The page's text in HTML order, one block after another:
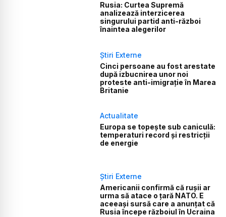
Rusia: Curtea Supremă
analizează interzicerea
singurului partid anti-război
înaintea alegerilor
Știri Externe
Cinci persoane au fost arestate
după izbucnirea unor noi
proteste anti-imigrație în Marea
Britanie
Actualitate
Europa se topește sub caniculă:
temperaturi record și restricții
de energie
Știri Externe
Americanii confirmă că rușii ar
urma să atace o țară NATO. E
aceeași sursă care a anunțat că
Rusia începe războiul în Ucraina